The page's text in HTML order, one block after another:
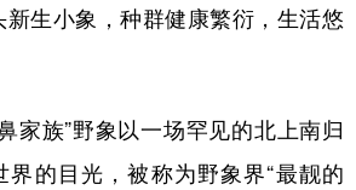
带一路 亚太网 上市公司
生小象，种群健康繁衍，生活悠
族”野象以一场罕见的北上南归
界的目光，被称为野象界“最靓的